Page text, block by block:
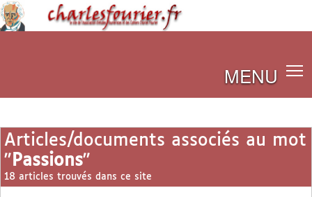
MENU
Articles/documents associés au mot
" Passions"
18 articles trouvés dans ce site